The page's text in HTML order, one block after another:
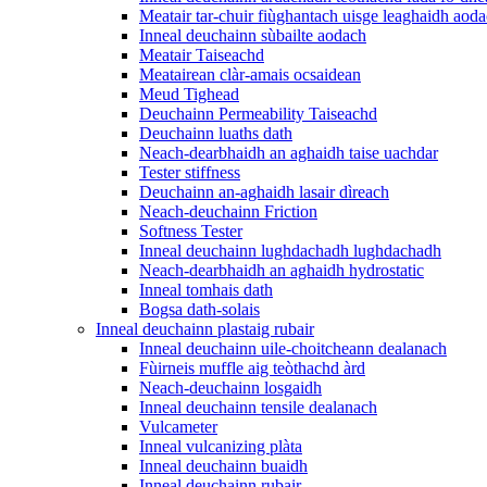
Meatair tar-chuir fiùghantach uisge leaghaidh
Inneal deuchainn sùbailte aodach
Meatair Taiseachd
Meatairean clàr-amais ocsaidean
Meud Tighead
Deuchainn Permeability Taiseachd
Deuchainn luaths dath
Neach-dearbhaidh an aghaidh taise uachdar
Tester stiffness
Deuchainn an-aghaidh lasair dìreach
Neach-deuchainn Friction
Softness Tester
Inneal deuchainn lughdachadh lughdachadh
Neach-dearbhaidh an aghaidh hydrostatic
Inneal tomhais dath
Bogsa dath-solais
Inneal deuchainn plastaig rubair
Inneal deuchainn uile-choitcheann dealanach
Fùirneis muffle aig teòthachd àrd
Neach-deuchainn losgaidh
Inneal deuchainn tensile dealanach
Vulcameter
Inneal vulcanizing plàta
Inneal deuchainn buaidh